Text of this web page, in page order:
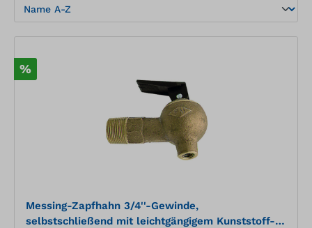
%
Messing-Zapfhahn 3/4''-Gewinde,
selbstschließend mit leichtgängigem Kunststoff-